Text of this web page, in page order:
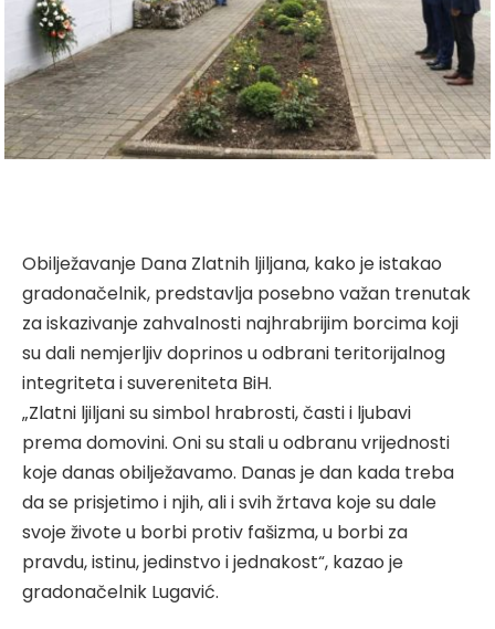
Obilježavanje Dana Zlatnih ljiljana, kako je istakao
gradonačelnik, predstavlja posebno važan trenutak
za iskazivanje zahvalnosti najhrabrijim borcima koji
su dali nemjerljiv doprinos u odbrani teritorijalnog
integriteta i suvereniteta BiH.
„Zlatni ljiljani su simbol hrabrosti, časti i ljubavi
prema domovini. Oni su stali u odbranu vrijednosti
koje danas obilježavamo. Danas je dan kada treba
da se prisjetimo i njih, ali i svih žrtava koje su dale
svoje živote u borbi protiv fašizma, u borbi za
pravdu, istinu, jedinstvo i jednakost“, kazao je
gradonačelnik Lugavić.